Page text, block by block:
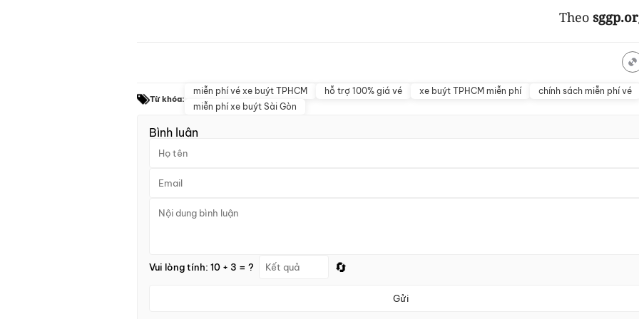
Theo
Từ khóa:
miễn phí vé xe buýt TPHCM hỗ trợ 100% giá vé xe buýt TPHCM miễn phí
chính sách miễn phí vé
miễn phí xe buýt Sài Gòn
Bình luận
Vui lòng tính: 10 + 3 = ? 🔄
Gửi